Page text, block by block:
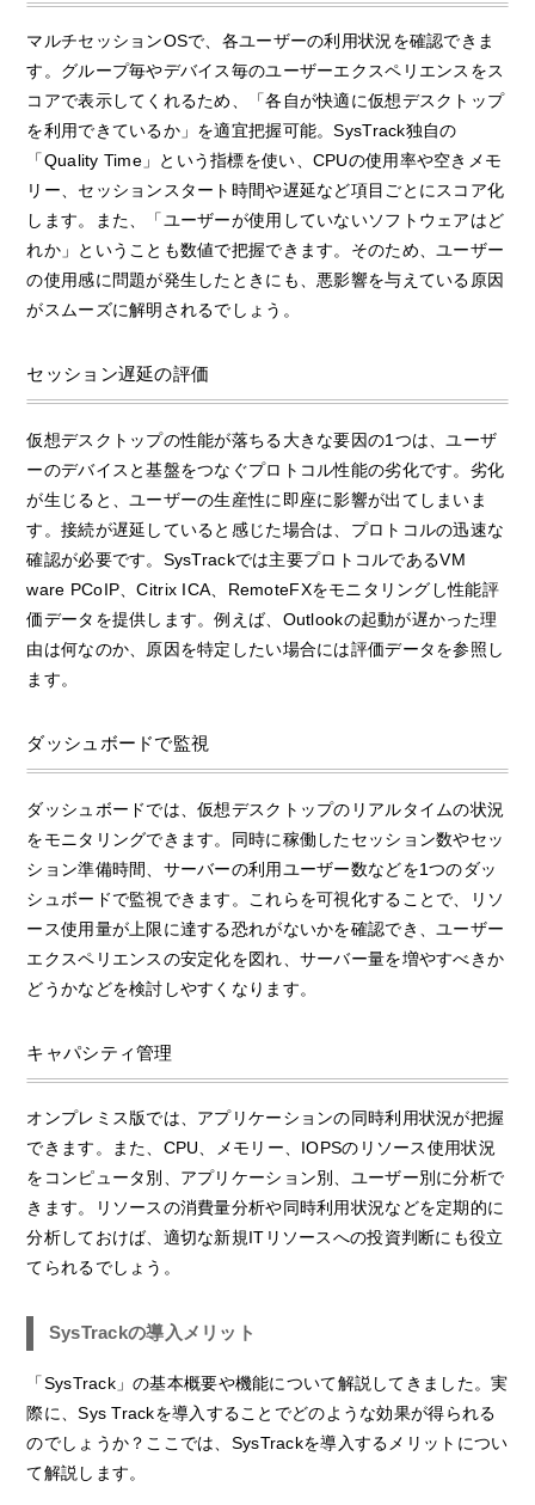
マルチセッションOSで、各ユーザーの利用状況を確認できま
す。グループ毎やデバイス毎のユーザーエクスペリエンスをス
コアで表示してくれるため、「各自が快適に仮想デスクトップ
を利用できているか」を適宜把握可能。SysTrack独自の
「Quality Time」という指標を使い、CPUの使用率や空きメモ
リー、セッションスタート時間や遅延など項目ごとにスコア化
します。また、「ユーザーが使用していないソフトウェアはど
れか」ということも数値で把握できます。そのため、ユーザー
の使用感に問題が発生したときにも、悪影響を与えている原因
がスムーズに解明されるでしょう。
セッション遅延の評価
仮想デスクトップの性能が落ちる大きな要因の1つは、ユーザ
ーのデバイスと基盤をつなぐプロトコル性能の劣化です。劣化
が生じると、ユーザーの生産性に即座に影響が出てしまいま
す。接続が遅延していると感じた場合は、プロトコルの迅速な
確認が必要です。SysTrackでは主要プロトコルであるVM
ware PCoIP、Citrix ICA、RemoteFXをモニタリングし性能評
価データを提供します。例えば、Outlookの起動が遅かった理
由は何なのか、原因を特定したい場合には評価データを参照し
ます。
ダッシュボードで監視
ダッシュボードでは、仮想デスクトップのリアルタイムの状況
をモニタリングできます。同時に稼働したセッション数やセッ
ション準備時間、サーバーの利用ユーザー数などを1つのダッ
シュボードで監視できます。これらを可視化することで、リソ
ース使用量が上限に達する恐れがないかを確認でき、ユーザー
エクスペリエンスの安定化を図れ、サーバー量を増やすべきか
どうかなどを検討しやすくなります。
キャパシティ管理
オンプレミス版では、アプリケーションの同時利用状況が把握
できます。また、CPU、メモリー、IOPSのリソース使用状況
をコンピュータ別、アプリケーション別、ユーザー別に分析で
きます。リソースの消費量分析や同時利用状況などを定期的に
分析しておけば、適切な新規ITリソースへの投資判断にも役立
てられるでしょう。
SysTrackの導入メリット
「SysTrack」の基本概要や機能について解説してきました。実
際に、Sys Trackを導入することでどのような効果が得られる
のでしょうか？ここでは、SysTrackを導入するメリットについ
て解説します。